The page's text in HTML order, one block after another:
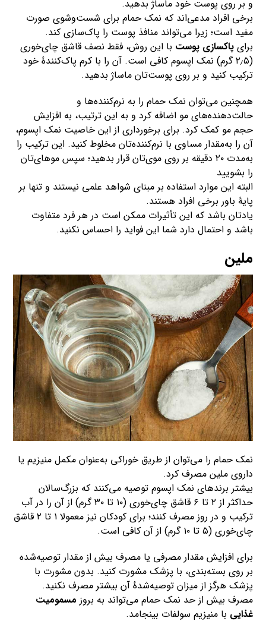
و بر روی پوست خود ماساژ بدهید.
برخی افراد مدعی‌اند که نمک حمام برای شست‌وشوی صورت
مفید است؛ زیرا می‌تواند منافذ پوست را پاک‌سازی کند.
برایپاکسازی پوست با این روش، فقط نصف قاشق چای‌خوری
(۲٫۵ گرم) نمک اپسوم کافی است. آن را با کرم پاک‌کنندهٔ خود
ترکیب کنید و بر روی پوست‌تان ماساژ بدهید.
همچنین می‌توان نمک حمام را به نرم‌کننده‌ها و
حالت‌دهنده‌های مو اضافه کرد و به این ترتیب، به افزایش
حجم مو کمک کرد. برای برخورداری از این خاصیت نمک اپسوم،
آن را به‌مقدار مساوی با نرم‌کننده‌تان مخلوط کنید. این ترکیب را
به‌مدت ۲۰ دقیقه بر روی موی‌تان قرار بدهید؛ سپس موهای‌تان
را بشویید
البته این موارد استفاده بر مبنای شواهد علمی نیستند و تنها بر
پایهٔ باور برخی افراد هستند.
یادتان باشد که این تأثیرات ممکن است در هر فرد متفاوت
باشد و احتمال دارد شما این فواید را احساس نکنید.
ملین
نمک حمام را می‌توان از طریق خوراکی به‌عنوان مکمل منیزیم یا
داروی ملین مصرف کرد.
بیشتر برندهای نمک اپسوم توصیه می‌کنند که بزرگ‌سالان
حداکثر از ۲ تا ۶ قاشق چای‌خوری (۱۰ تا ۳۰ گرم) از آن را در آب
ترکیب و در روز مصرف کنند؛ برای کودکان نیز معمولا ۱ تا ۲ قاشق
چای‌خوری (۵ تا ۱۰ گرم) از آن کافی است.
برای افزایش مقدار مصرفی یا مصرف بیش از مقدار توصیه‌شده
بر روی بسته‌بندی، با پزشک مشورت کنید. بدون مشورت با
پزشک هرگز از میزان توصیه‌شدهٔ آن بیشتر مصرف نکنید.
مصرف بیش‌ از حد نمک حمام می‌تواند به بروز مسمومیت
غذایی با منیزیم سولفات بینجامد.